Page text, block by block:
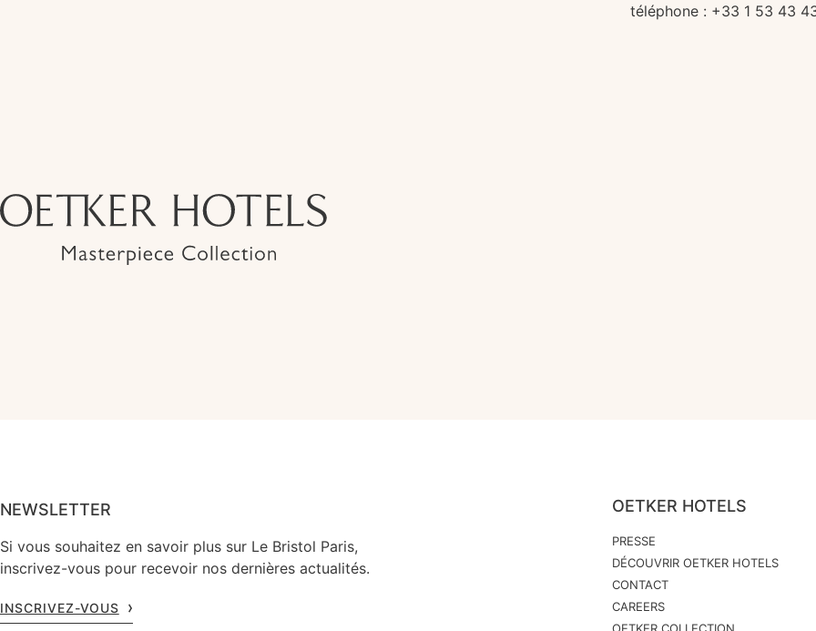
téléphone : +33 1 53 43
NEWSLETTER
Si vous souhaitez en savoir plus sur Le Bristol Paris,
inscrivez-vous pour recevoir nos dernières actualités.
INSCRIVEZ-VOUS
OETKER HOTELS
PRESSE
DÉCOUVRIR OETKER HOTELS
CONTACT
CAREERS